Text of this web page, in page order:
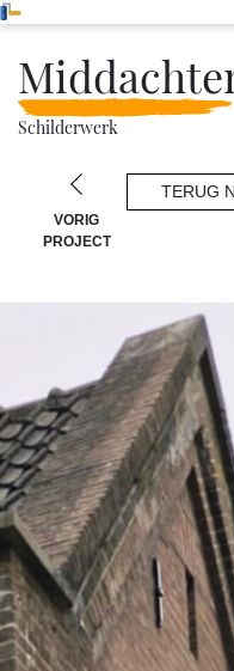
Schilderwerk
VORIG
PROJECT
TERUG